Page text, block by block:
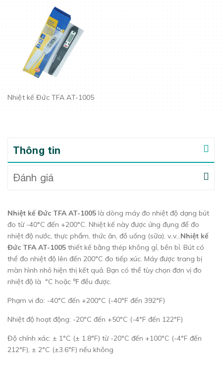
Nhiệt kế Đức TFA AT-1005
Thông tin
Đánh giá
Nhiệt kế Đức TFA AT-1005 là dòng máy đo nhiệt độ dạng bút
đo từ -40°C đến +200°C. Nhiệt kế này được ứng đụng để đo
nhiệt độ nước, thực phẩm, thức ăn, đồ uống (sữa), v..v…Nhiệt kế
Đức TFA AT-1005 thiết kế bằng thép không gỉ, bền bỉ. Bút có
thể đo nhiệt độ lên đến 200°C đo tiếp xúc. Máy được trang bị
màn hình nhỏ hiện thị kết quả. Bạn có thể tùy chọn đơn vị đo
nhiệt độ là °C hoặc ℉ đều được.
Phạm vi đo: -40°C đến +200°C (-40°F đến 392°F)
Nhiệt độ hoạt động: -20°C đến +50°C (-4°F đến 122°F)
Độ chính xác: ± 1°C (± 1.8°F) từ -20°C đến +100°C (-4°F đến
212°F), ± 2°C (±3.6°F) nếu không